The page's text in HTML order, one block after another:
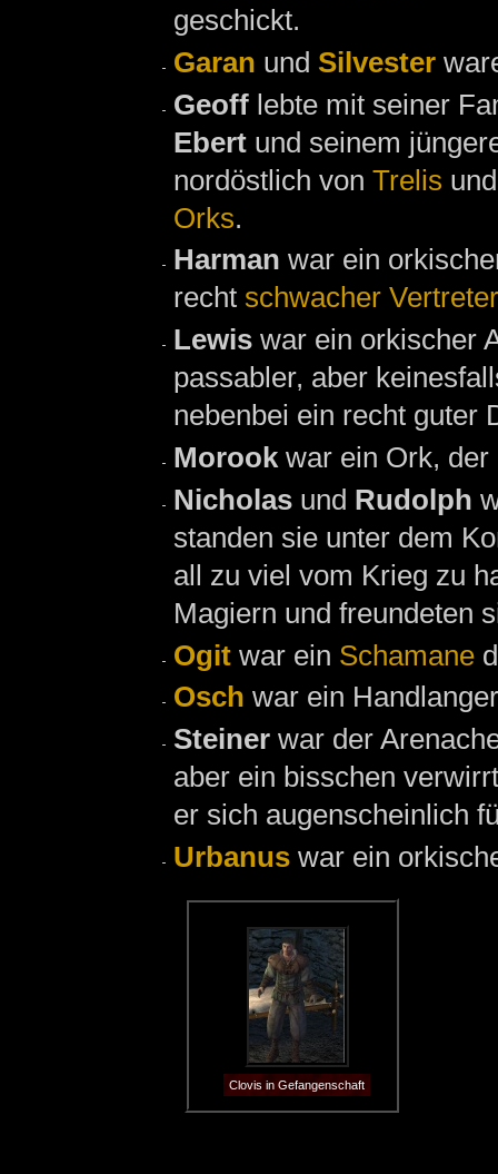
geschickt.
Garan und Silvester
Geoff lebte mit seiner
Ebert und seinem
nordöstlich von Trelis
Orks.
Harman war ein
recht schwacher
Lewis war ein orkischer
passabler, aber
nebenbei ein recht guter
Morook war ein Ork,
Nicholas und Rudolph
standen sie unter dem
all zu viel vom Krieg zu
Magiern und freundeten
Ogit war ein Schamane
Osch war ein
Steiner war der
aber ein bisschen
er sich augenscheinlich
Urbanus war ein
Clovis in Gefangenschaft